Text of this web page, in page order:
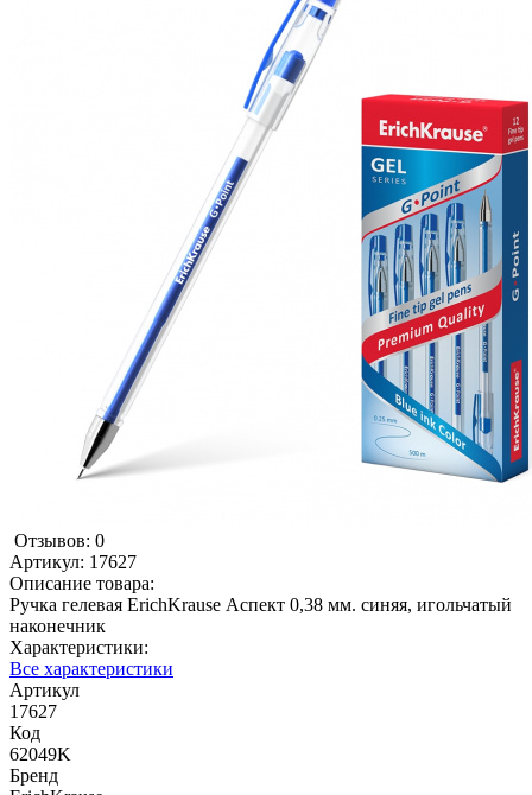
Отзывов: 0
Артикул: 17627
Описание товара:
Ручка гелевая ErichKrause Аспект 0,38 мм. синяя, игольчатый
наконечник
Характеристики:
Все характеристики
Артикул
17627
Код
62049K
Бренд